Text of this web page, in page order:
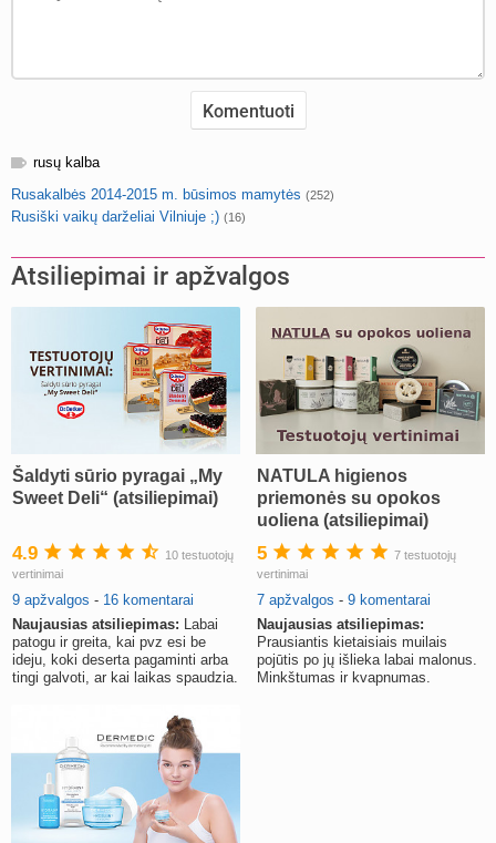
rusų kalba
Rusakalbės 2014-2015 m. būsimos mamytės (252)
Rusiški vaikų darželiai Vilniuje ;) (16)
Atsiliepimai ir apžvalgos
Šaldyti sūrio pyragai „My
Sweet Deli“ (atsiliepimai)
4.9
10 testuotojų
vertinimai
9 apžvalgos - 16 komentarai
Naujausias atsiliepimas: Labai
patogu ir greita, kai pvz esi be
ideju, koki deserta pagaminti arba
tingi galvoti, ar kai laikas spaudzia.
NATULA higienos
priemonės su opokos
uoliena (atsiliepimai)
5
7 testuotojų
vertinimai
7 apžvalgos - 9 komentarai
Naujausias atsiliepimas:
Prausiantis kietaisiais muilais
pojūtis po jų išlieka labai malonus.
Minkštumas ir kvapnumas.